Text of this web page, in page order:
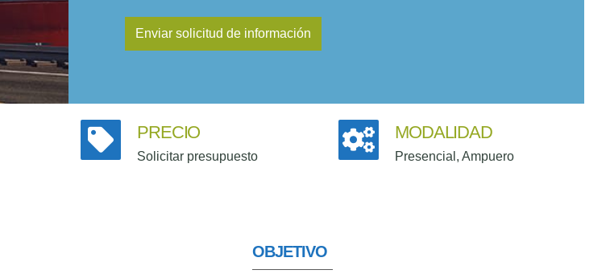
PRECIO
Solicitar presupuesto
MODALIDAD
Presencial, Ampuero
OBJETIVO